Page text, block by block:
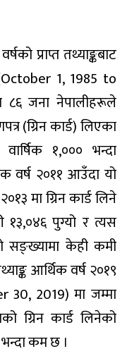
प्राप्त तथ्याङ्कबाट
1, 1985 to
८६ जना नेपालीहरूले
(ग्रिन कार्ड) लिएका
१,००० भन्दा
वर्ष २०११ आउँदा यो
मा ग्रिन कार्ड लिने
पुग्यो र त्यस
सङ्ख्यामा केही कमी
आर्थिक वर्ष २०१९
30, 2019) मा जम्मा
ग्रिन कार्ड लिनेको
कम छ ।